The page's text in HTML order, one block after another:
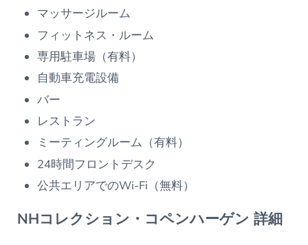
マッサージルーム
フィットネス・ルーム
専用駐車場（有料）
自動車充電設備
バー
レストラン
ミーティングルーム（有料）
24時間フロントデスク
公共エリアでのWi-Fi（無料）
NHコレクション・コペンハーゲン 詳細